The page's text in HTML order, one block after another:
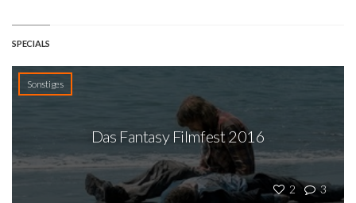
SPECIALS
Sonstiges
2 3
Das Fantasy Filmfest 2016